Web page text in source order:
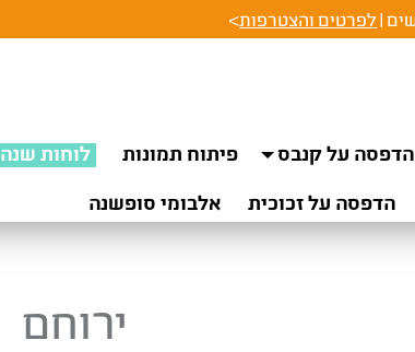
לפרטים והצטרפות>
הדפסה על קנבס פיתוח תמונות לוחות שנה
הדפסה על זכוכית אלבומי סופשנה
ירוחם